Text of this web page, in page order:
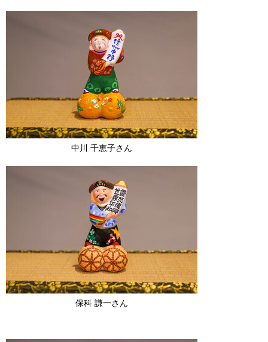
中川 千恵子さん
保科 謙一さん